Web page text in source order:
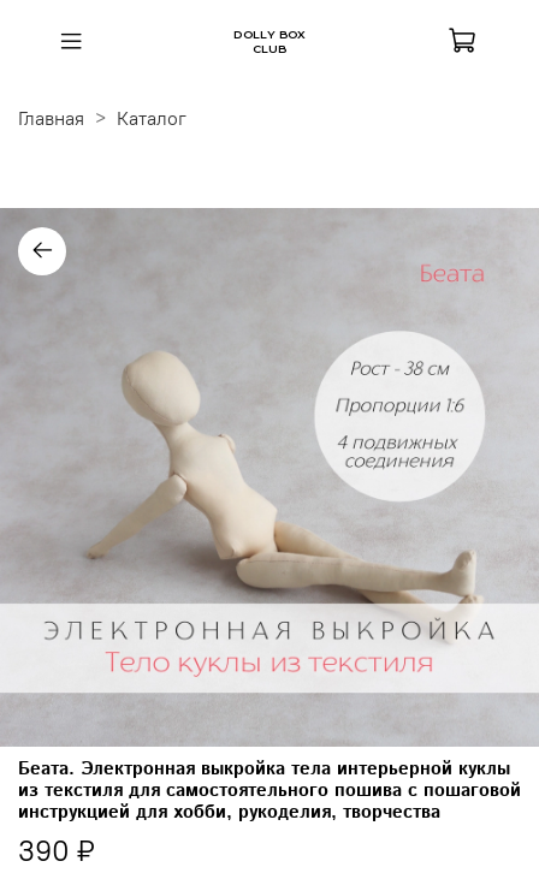
DOLLY BOX
CLUB
Главная Каталог
Беата. Электронная выкройка тела интерьерной куклы
из текстиля для самостоятельного пошива с пошаговой
инструкцией для хобби, рукоделия, творчества
390 ₽